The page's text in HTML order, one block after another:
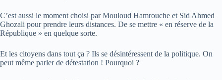
C’est aussi le moment choisi par Mouloud Hamrouche et Sid Ahmed
Ghozali pour prendre leurs distances. De se mettre « en réserve de la
République » en quelque sorte.
Et les citoyens dans tout ça ? Ils se désintéressent de la politique. On
peut même parler de détestation ! Pourquoi ?